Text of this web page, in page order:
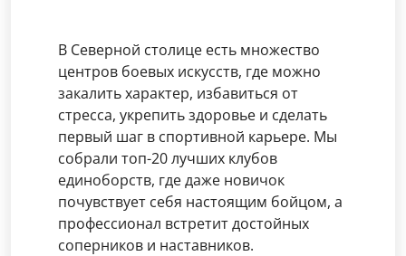
В Северной столице есть множество
центров боевых искусств, где можно
закалить характер, избавиться от
стресса, укрепить здоровье и сделать
первый шаг в спортивной карьере. Мы
собрали топ-20 лучших клубов
единоборств, где даже новичок
почувствует себя настоящим бойцом, а
профессионал встретит достойных
соперников и наставников.